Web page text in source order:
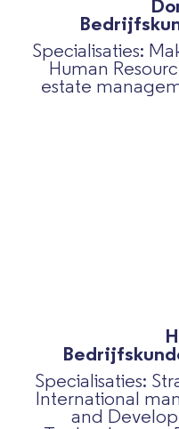
Specialisaties:
Human
estate
Specialisaties:
International
and